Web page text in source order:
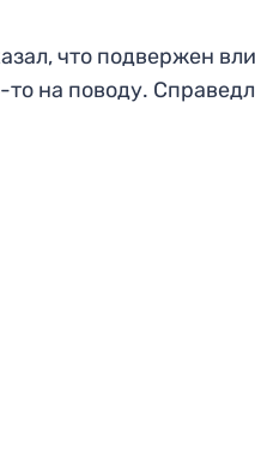
что подвержен
на поводу.